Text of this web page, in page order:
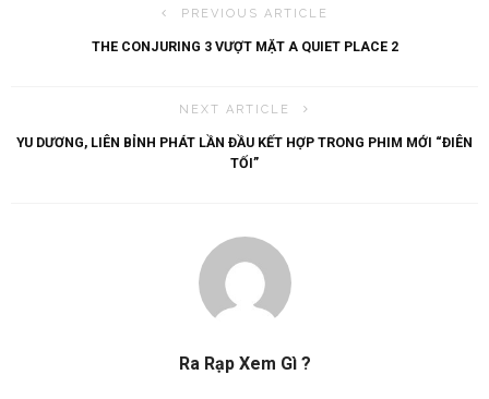
PREVIOUS ARTICLE
THE CONJURING 3 VƯỢT MẶT A QUIET PLACE 2
NEXT ARTICLE
YU DƯƠNG, LIÊN BỈNH PHÁT LẦN ĐẦU KẾT HỢP TRONG PHIM MỚI “ĐIÊN
TỐI”
Ra Rạp Xem Gì ?